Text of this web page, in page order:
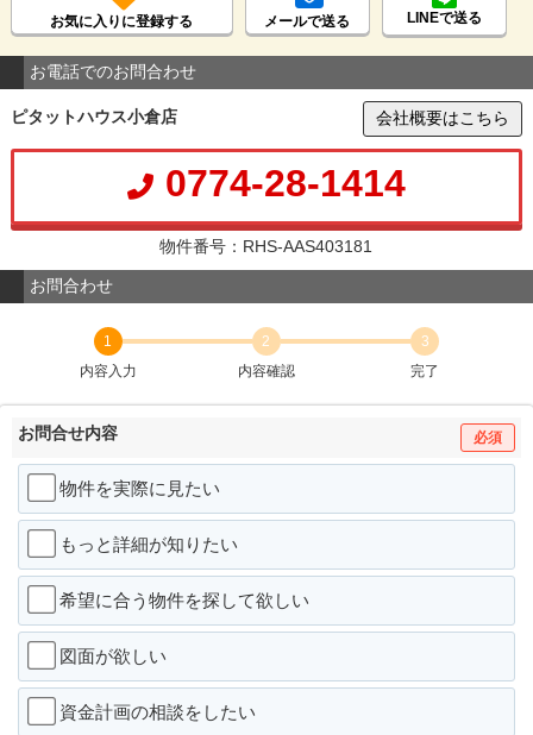
お気に入りに登録する メールで送る LINEで送る
お電話でのお問合わせ
ピタットハウス小倉店 会社概要はこちら
0774-28-1414
物件番号：RHS-AAS403181
お問合わせ
1
内容入力
2
内容確認
3
完了
お問合せ内容 必須
物件を実際に見たい
もっと詳細が知りたい
希望に合う物件を探して欲しい
図面が欲しい
資金計画の相談をしたい